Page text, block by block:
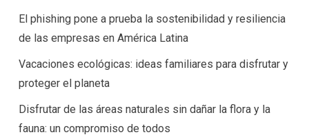
El phishing pone a prueba la sostenibilidad y resiliencia
de las empresas en América Latina
Vacaciones ecológicas: ideas familiares para disfrutar y
proteger el planeta
Disfrutar de las áreas naturales sin dañar la flora y la
fauna: un compromiso de todos